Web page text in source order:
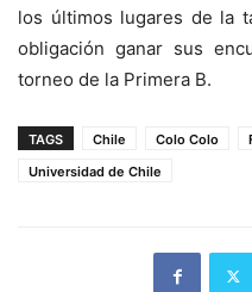
los últimos lugares de la
obligación ganar sus
torneo de la Primera B.
TAGS Chile Colo Colo
Universidad de Chile